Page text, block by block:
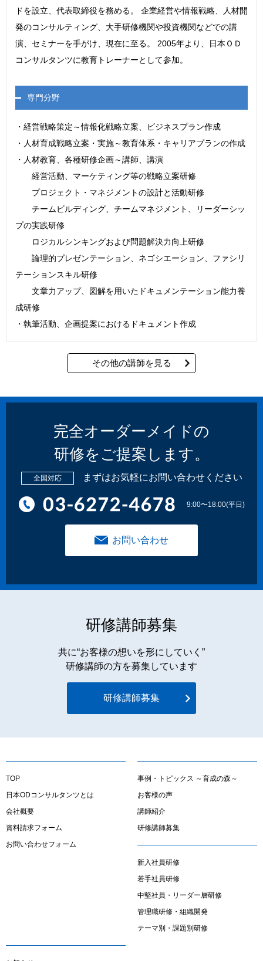
ドを設立、代表取締役を務める。 企業経営や情報戦略、人材開
発のコンサルティング、大手研修機関や投資機関などでの講
演、セミナーを手がけ、現在に至る。 2005年より、日本ＯＤ
コンサルタンツに教育トレーナーとして参加。
専門分野
・経営戦略策定～情報化戦略立案、ビジネスプラン作成
・人材育成戦略立案・実施～教育体系・キャリアプランの作成
・人材教育、各種研修企画～講師、講演
経営活動、マーケティング等の戦略立案研修
プロジェクト・マネジメントの設計と活動研修
チームビルディング、チームマネジメント、リーダーシッ
プの実践研修
ロジカルシンキングおよび問題解決力向上研修
論理的プレゼンテーション、ネゴシエーション、ファシリ
テーションスキル研修
文章力アップ、図解を用いたドキュメンテーション能力養
成研修
・執筆活動、企画提案におけるドキュメント作成
その他の講師を見る
完全オーダーメイドの
研修をご提案します。
全国対応 まずはお気軽にお問い合わせください
9:00〜18:00(平日)
お問い合わせ
研修講師募集
共に“お客様の想いを形にしていく”
研修講師の方を募集しています
研修講師募集
TOP
日本ODコンサルタンツとは
会社概要
資料請求フォーム
お問い合わせフォーム
事例・トピックス ～育成の森～
お客様の声
講師紹介
研修講師募集
新入社員研修
若手社員研修
中堅社員・リーダー層研修
管理職研修・組織開発
テーマ別・課題別研修